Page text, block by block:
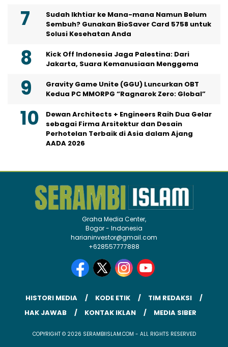
Sudah Ikhtiar ke Mana-mana Namun Belum
Sembuh? Gunakan BioSaver Card 5758 untuk
Solusi Kesehatan Anda
Kick Off Indonesia Jaga Palestina: Dari
Jakarta, Suara Kemanusiaan Menggema
Gravity Game Unite (GGU) Luncurkan OBT
Kedua PC MMORPG “Ragnarok Zero: Global”
Dewan Architects + Engineers Raih Dua Gelar
sebagai Firma Arsitektur dan Desain
Perhotelan Terbaik di Asia dalam Ajang
AADA 2026
Graha Media Center,
Bogor - Indonesia
harianinvestor@gmail.com
+628557777888
HISTORI MEDIA KODE ETIK
TIM REDAKSI
HAK JAWAB
KONTAK IKLAN MEDIA SIBER
COPYRIGHT © 2026 SERAMBIISLAM.COM - ALL RIGHTS RESERVED